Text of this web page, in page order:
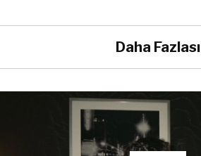
Daha Fazlası